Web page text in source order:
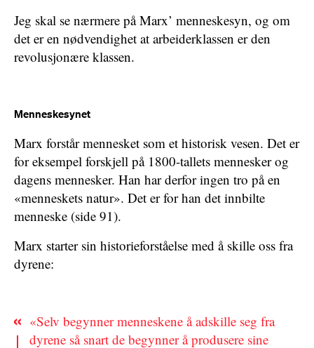
Jeg skal se nærmere på Marx’ menneskesyn, og om
det er en nødvendighet at arbeiderklassen er den
revolusjonære klassen.
Menneskesynet
Marx forstår mennesket som et historisk vesen. Det er
for eksempel forskjell på 1800-tallets mennesker og
dagens mennesker. Han har derfor ingen tro på en
«menneskets natur». Det er for han det innbilte
menneske (side 91).
Marx starter sin historieforståelse med å skille oss fra
dyrene:
«Selv begynner menneskene å adskille seg fra
dyrene så snart de begynner å produsere sine